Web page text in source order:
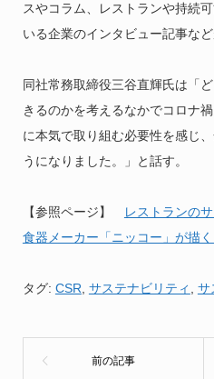
スやコラム、レストランや持続
いる企業のインタビュー記事など
同社常務取締役三谷直輝氏は「
きるのかを考えるなかでコロナ
に本気で取り組む必要性を感じ
うになりました。」と話す。
【参照ページ】
レストランの
食器メーカー「ニッコー」が描
タグ: CSR サステナビリティ サ